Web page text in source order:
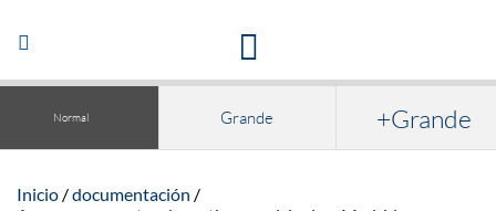
Abrir/Cerrar
navegación
Normal Grande +Grande
Inicio
documentación